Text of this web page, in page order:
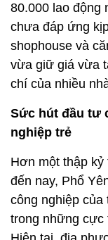
80.000 lao động
chưa đáp ứng
shophouse và
vừa giữ giá vừa
chí của nhiều
Sức hút đầu tư
nghiệp trẻ
Hơn một thập
đến nay, Phổ
công nghiệp
trong những cực